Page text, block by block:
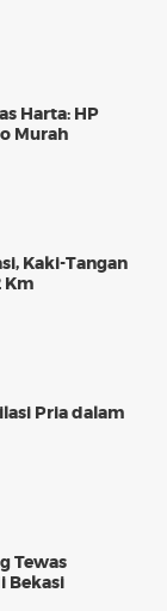
Harta: HP
Murah
Kaki-Tangan
Km
Pria dalam
Tewas
Bekasi